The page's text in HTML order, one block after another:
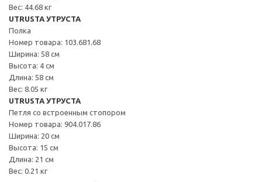
Вес: 44.68 кг
UTRUSTA УТРУСТА
Полка
Номер товара: 103.681.68
Ширина: 58 см
Высота: 4 см
Длина: 58 см
Вес: 8.05 кг
UTRUSTA УТРУСТА
Петля со встроенным стопором
Номер товара: 904.017.86
Ширина: 20 см
Высота: 15 см
Длина: 21 см
Вес: 0.21 кг